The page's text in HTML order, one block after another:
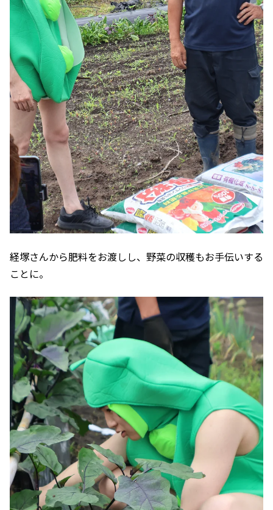
経塚さんから肥料をお渡しし、野菜の収穫もお手伝いする
ことに。